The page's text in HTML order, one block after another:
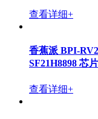
查看详细+
香蕉派 BPI-
SF21H8898 芯
查看详细+